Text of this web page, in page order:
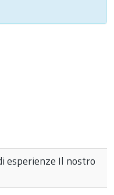
esperienze Il nostro